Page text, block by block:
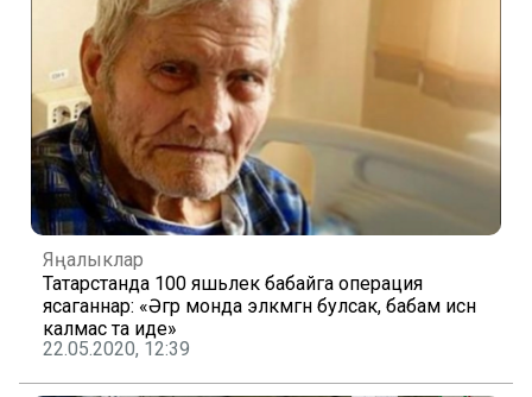
Яңалыклар
Татарстанда 100 яшьлек бабайга операция
ясаганнар: «Әгәр монда эләкмәгән булсак, бабам исән
калмас та иде»
22.05.2020, 12:39